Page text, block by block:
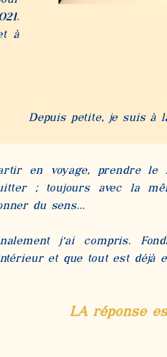
à
is petite, je suis à
en voyage, prendre
; toujours avec la
du sens...
j’ai compris.
et que tout est déjà
LA réponse